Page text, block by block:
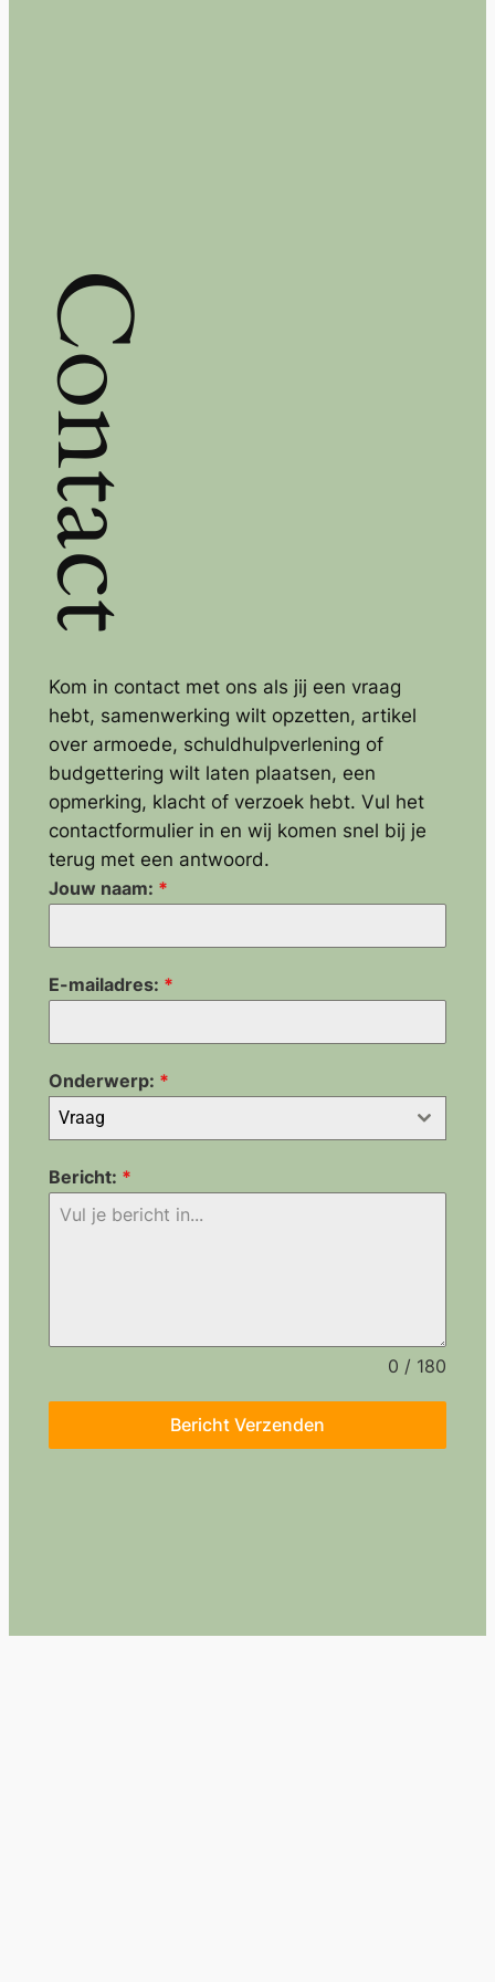
Contact
Kom in contact met ons als jij een vraag
hebt, samenwerking wilt opzetten, artikel
over armoede, schuldhulpverlening of
budgettering wilt laten plaatsen, een
opmerking, klacht of verzoek hebt. Vul het
contactformulier in en wij komen snel bij je
terug met een antwoord.
Jouw naam: *
E-mailadres: *
Onderwerp: *
Vraag
Bericht: *
0 / 180
Bericht Verzenden